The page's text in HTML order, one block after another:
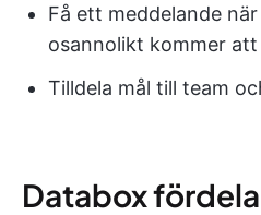
Få ett meddelande
osannolikt kommer
Tilldela mål till team
Databox